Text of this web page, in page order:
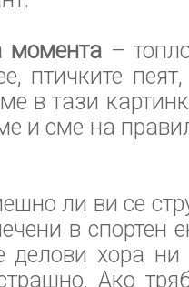
момента –
птичките
в тази
и сме на
ли ви се
в спортен
делови хора ни
Ако